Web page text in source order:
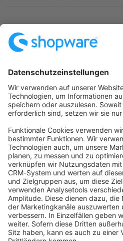
Datenschutzerklärung
Angetrieben vonDiscourse, beste
Company